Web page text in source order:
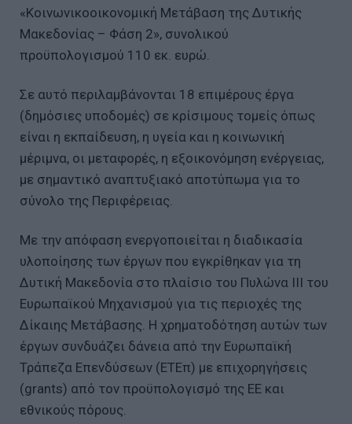
«Κοινωνικοοικονομική Μετάβαση της Δυτικής
Μακεδονίας – Φάση 2», συνολικού
προϋπολογισμού 110 εκ. ευρώ.
Σε αυτό περιλαμβάνονται 18 επιμέρους έργα
(δημόσιες υποδομές) σε κρίσιμους τομείς όπως
είναι η εκπαίδευση, η υγεία και η κοινωνική
μέριμνα, οι μεταφορές, η εξοικονόμηση ενέργειας,
με σημαντικό αναπτυξιακό αποτύπωμα για το
σύνολο της Περιφέρειας.
Με την απόφαση ενεργοποιείται η διαδικασία
υλοποίησης των έργων που εγκρίθηκαν για τη
Δυτική Μακεδονία στο πλαίσιο του Πυλώνα ΙΙΙ του
Ευρωπαϊκού Μηχανισμού για τις περιοχές της
Δίκαιης Μετάβασης. Η χρηματοδότηση αυτών των
έργων συνδυάζει δάνεια από την Ευρωπαϊκή
Τράπεζα Επενδύσεων (ΕΤΕπ) με επιχορηγήσεις
(grants) από τον προϋπολογισμό της ΕΕ και
εθνικούς πόρους.